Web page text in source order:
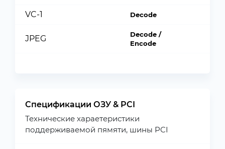
VC-1 Decode
JPEG
Decode /
Encode
Спецификации ОЗУ & PCI
Технические хараетеристики
поддерживаемой пямяти, шины PCI